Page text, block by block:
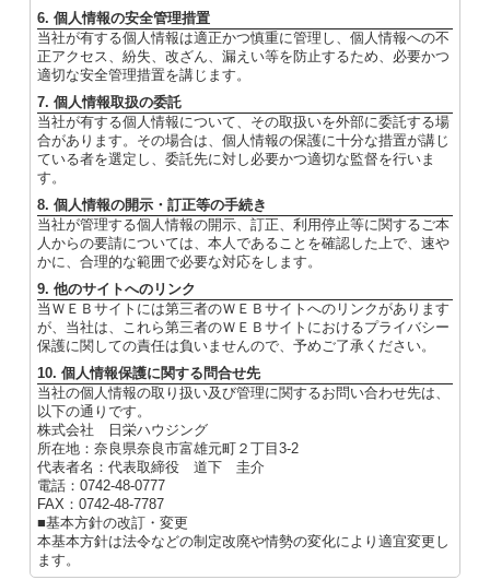
6. 個人情報の安全管理措置
当社が有する個人情報は適正かつ慎重に管理し、個人情報への不
正アクセス、紛失、改ざん、漏えい等を防止するため、必要かつ
適切な安全管理措置を講じます。
7. 個人情報取扱の委託
当社が有する個人情報について、その取扱いを外部に委託する場
合があります。その場合は、個人情報の保護に十分な措置が講じ
ている者を選定し、委託先に対し必要かつ適切な監督を行いま
す。
8. 個人情報の開示・訂正等の手続き
当社が管理する個人情報の開示、訂正、利用停止等に関するご本
人からの要請については、本人であることを確認した上で、速や
かに、合理的な範囲で必要な対応をします。
9. 他のサイトへのリンク
当ＷＥＢサイトには第三者のＷＥＢサイトへのリンクがあります
が、当社は、これら第三者のＷＥＢサイトにおけるプライバシー
保護に関しての責任は負いませんので、予めご了承ください。
10. 個人情報保護に関する問合せ先
当社の個人情報の取り扱い及び管理に関するお問い合わせ先は、
以下の通りです。
株式会社 日栄ハウジング
所在地：奈良県奈良市富雄元町２丁目3-2
代表者名：代表取締役 道下 圭介
電話：0742-48-0777
FAX：0742-48-7787
■基本方針の改訂・変更
本基本方針は法令などの制定改廃や情勢の変化により適宜変更し
ます。